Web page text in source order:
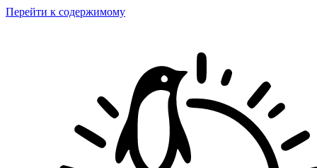
Перейти к содержимому